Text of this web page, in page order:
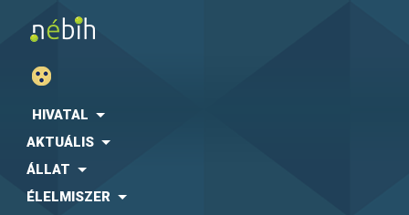
HIVATAL
AKTUÁLIS
ÁLLAT
ÉLELMISZER